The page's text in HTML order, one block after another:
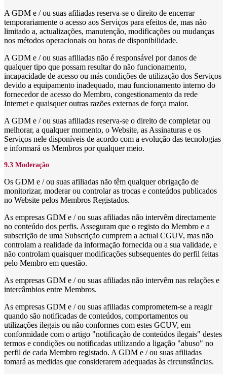
A GDM e / ou suas afiliadas reserva-se o direito de encerrar
temporariamente o acesso aos Serviços para efeitos de, mas não
limitado a, actualizações, manutenção, modificações ou mudanças
nos métodos operacionais ou horas de disponibilidade.
A GDM e / ou suas afiliadas não é responsável por danos de
qualquer tipo que possam resultar do não funcionamento,
incapacidade de acesso ou más condições de utilização dos Serviços
devido a equipamento inadequado, mau funcionamento interno do
fornecedor de acesso do Membro, congestionamento da rede
Internet e quaisquer outras razões externas de força maior.
A GDM e / ou suas afiliadas reserva-se o direito de completar ou
melhorar, a qualquer momento, o Website, as Assinaturas e os
Serviços nele disponíveis de acordo com a evolução das tecnologias
e informará os Membros por qualquer meio.
9.3 Moderação
Os GDM e / ou suas afiliadas não têm qualquer obrigação de
monitorizar, moderar ou controlar as trocas e conteúdos publicados
no Website pelos Membros Registados.
As empresas GDM e / ou suas afiliadas não intervêm directamente
no conteúdo dos perfis. Asseguram que o registo do Membro e a
subscrição de uma Subscrição cumprem a actual CGUV, mas não
controlam a realidade da informação fornecida ou a sua validade, e
não controlam quaisquer modificações subsequentes do perfil feitas
pelo Membro em questão.
As empresas GDM e / ou suas afiliadas não intervêm nas relações e
intercâmbios entre Membros.
As empresas GDM e / ou suas afiliadas comprometem-se a reagir
quando são notificadas de conteúdos, comportamentos ou
utilizações ilegais ou não conformes com estes GCUV, em
conformidade com o artigo "notificação de conteúdos ilegais" destes
termos e condições ou notificadas utilizando a ligação "abuso" no
perfil de cada Membro registado. A GDM e / ou suas afiliadas
tomará as medidas que considerarem adequadas às circunstâncias.